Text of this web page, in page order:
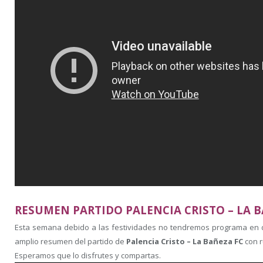
RESUMEN PARTIDO PALENCIA CRISTO – LA
Esta semana debido a las festividades no tendremos programa en
amplio resumen del partido de Palencia Cristo – La Bañeza FC con
Esperamos que lo disfrutes y compartas.